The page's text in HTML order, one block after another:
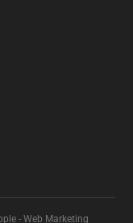
- Web Marketing